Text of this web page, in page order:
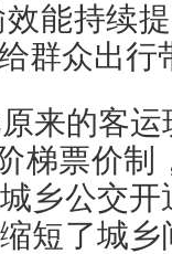
能持续
群众出行
来的客
梯票价
乡公交
短了城